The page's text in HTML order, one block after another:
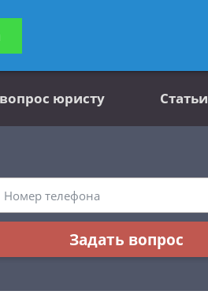
юристу Статьи
Задать вопрос